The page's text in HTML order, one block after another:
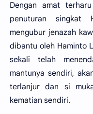
Dengan amat
penuturan singkat
mengubur jenazah
dibantu oleh Haminto
sekali telah
mantunya sendiri,
terlanjur dan si
kematian sendiri.